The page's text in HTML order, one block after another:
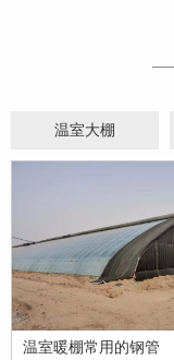
温室大棚
温室暖棚常用的钢管